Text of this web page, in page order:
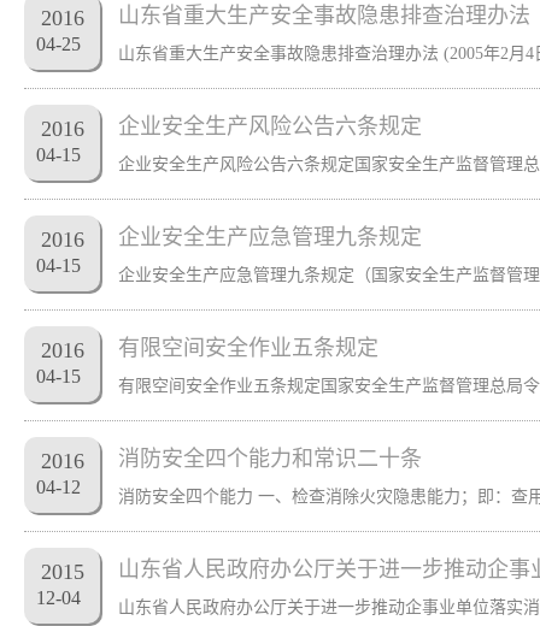
2016
04-25
山东省重大生产安全事故隐患排查治理办法
2016
04-15
企业安全生产风险公告六条规定
2016
04-15
企业安全生产应急管理九条规定
2016
04-15
有限空间安全作业五条规定
2016
04-12
消防安全四个能力和常识二十条
2015
12-04
山东省人民政府办公厅关于进一步推动企